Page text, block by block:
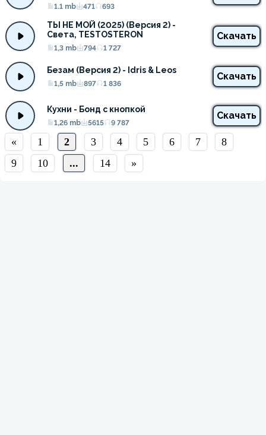
1.1 mb 471 693
ТЫ НЕ МОЙ (2025) (Версия 2) -
Света, TESTOSTERON
1,3 mb 794 1 727
Скачать
Безам (Версия 2) - Idris & Leos
1,5 mb 897 1 836
Скачать
Кухни - Бонд с кнопкой
1,26 mb 5615 9 787
Скачать
« 1 2 3 4 5 6 7
8
9
10 ... 14 »